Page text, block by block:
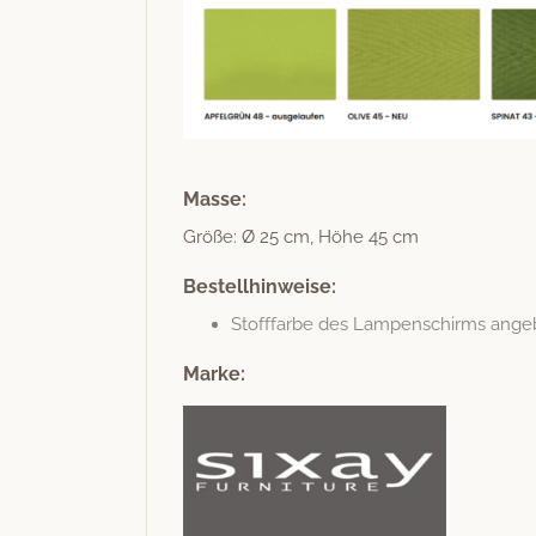
Masse:
Größe: Ø 25 cm, Höhe 45 cm
Bestellhinweise:
Stoff­farbe des Lam­p­en­schirms
Marke: